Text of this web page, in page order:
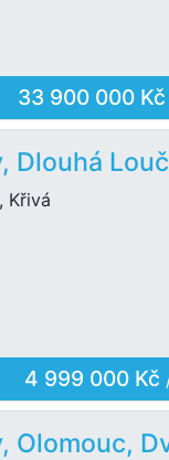
33 900 000 Kč
Dlouhá
Křivá
4 999 000 Kč
Olomouc,